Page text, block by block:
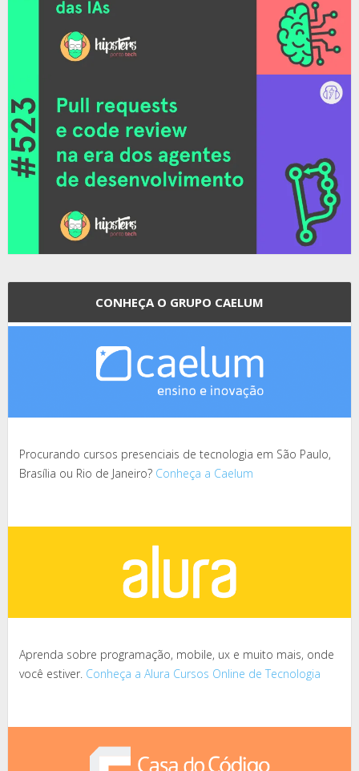
CONHEÇA O GRUPO CAELUM
Procurando cursos presenciais de tecnologia em São Paulo,
Brasília ou Rio de Janeiro? Conheça a Caelum
Aprenda sobre programação, mobile, ux e muito mais, onde
você estiver. Conheça a Alura Cursos Online de Tecnologia